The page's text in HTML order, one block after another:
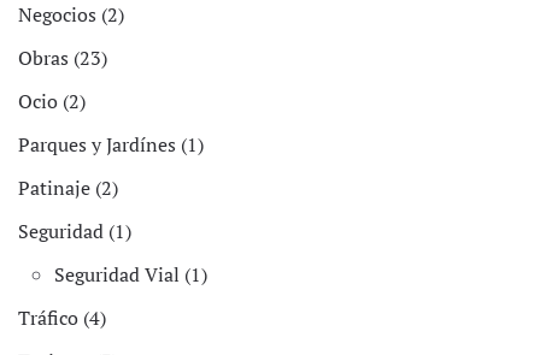
Negocios (2)
Obras (23)
Ocio (2)
Parques y Jardínes (1)
Patinaje (2)
Seguridad (1)
Seguridad Vial (1)
Tráfico (4)